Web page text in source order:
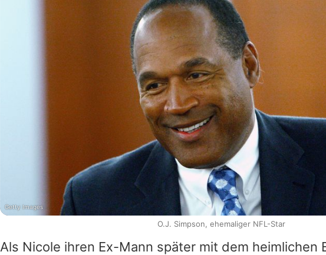
Als Nicole ihren Ex-Mann später mit dem heimlichen
Getty Images
O.J. Simpson, ehemaliger NFL-Star